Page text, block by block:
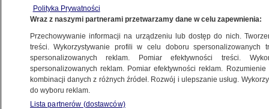
metra. Przetarg unieważniony, oferty były
zbyt drogie
9.10.2022, 15:33
Udostępnij
Polityka Prywatności
Wraz z naszymi partnerami przetwarzamy dane w celu zapewnienia:
Przechowywanie informacji na urządzeniu lub dostęp do nich.
treści. Wykorzystywanie profili w celu doboru spersonalizowanych
spersonalizowanych reklam. Pomiar efektywności treści.
spersonalizowanych reklam. Pomiar efektywności reklam.
kombinacji danych z różnych źródeł. Rozwój i ulepszanie usług.
do wyboru reklam.
Lista partnerów (dostawców)